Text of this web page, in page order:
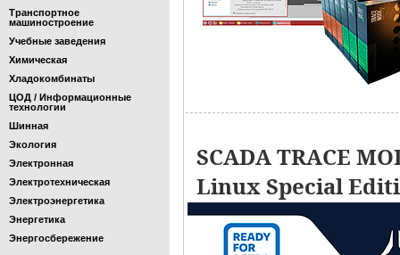
Транспортное
машиностроение
Учебные заведения
Химическая
Хладокомбинаты
ЦОД / Информационные
технологии
Шинная
Экология
Электронная
Электротехническая
Электроэнергетика
Энергетика
Энергосбережение
SCADA TRACE
Linux Special